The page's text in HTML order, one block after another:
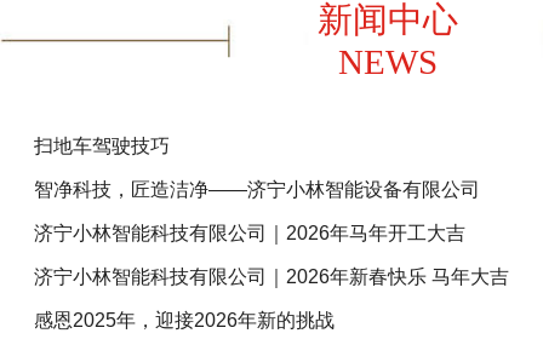
新闻中心
NEWS
扫地车驾驶技巧
智净科技，匠造洁净——济宁小林智能设备有限公司
济宁小林智能科技有限公司｜2026年马年开工大吉
济宁小林智能科技有限公司｜2026年新春快乐 马年大吉
感恩2025年，迎接2026年新的挑战